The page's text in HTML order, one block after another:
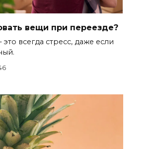
вещи при переезде?
всегда стресс, даже если